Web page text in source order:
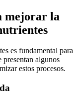
mejorar la
es fundamental para
presentan algunos
estos procesos.